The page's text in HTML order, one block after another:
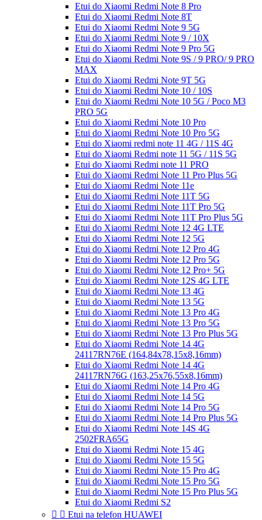
Etui do Xiaomi Redmi Note 8 Pro
Etui do Xiaomi Redmi Note 8T
Etui do Xiaomi Redmi Note 9 5G
Etui do Xiaomi Redmi Note 9 / 10X
Etui do Xiaomi Redmi Note 9 Pro 5G
Etui do Xiaomi Redmi Note 9S / 9 PRO/ 9 PRO
MAX
Etui do Xiaomi Redmi Note 9T 5G
Etui do Xiaomi Redmi Note 10 / 10S
Etui do Xiaomi Redmi Note 10 5G / Poco M3
PRO 5G
Etui do Xiaomi Redmi Note 10 Pro
Etui do Xiaomi Redmi Note 10 Pro 5G
Etui do Xiaomi redmi note 11 4G / 11S 4G
Etui do Xiaomi Redmi note 11 5G / 11S 5G
Etui do Xiaomi Redmi note 11 PRO
Etui do Xiaomi Redmi Note 11 Pro Plus 5G
Etui do Xiaomi Redmi Note 11e
Etui do Xiaomi Redmi Note 11T 5G
Etui do Xiaomi Redmi Note 11T Pro 5G
Etui do Xiaomi Redmi Note 11T Pro Plus 5G
Etui do Xiaomi Redmi Note 12 4G LTE
Etui do Xiaomi Redmi Note 12 5G
Etui do Xiaomi Redmi Note 12 Pro 4G
Etui do Xiaomi Redmi Note 12 Pro 5G
Etui do Xiaomi Redmi Note 12 Pro+ 5G
Etui do Xiaomi Redmi Note 12S 4G LTE
Etui do Xiaomi Redmi Note 13 4G
Etui do Xiaomi Redmi Note 13 5G
Etui do Xiaomi Redmi Note 13 Pro 4G
Etui do Xiaomi Redmi Note 13 Pro 5G
Etui do Xiaomi Redmi Note 13 Pro Plus 5G
Etui do Xiaomi Redmi Note 14 4G
24117RN76E (164,84x78,15x8,16mm)
Etui do Xiaomi Redmi Note 14 4G
24117RN76G (163,25x76,55x8,16mm)
Etui do Xiaomi Redmi Note 14 Pro 4G
Etui do Xiaomi Redmi Note 14 5G
Etui do Xiaomi Redmi Note 14 Pro 5G
Etui do Xiaomi Redmi Note 14 Pro Plus 5G
Etui do Xiaomi Redmi Note 14S 4G
2502FRA65G
Etui do Xiaomi Redmi Note 15 4G
Etui do Xiaomi Redmi Note 15 5G
Etui do Xiaomi Redmi Note 15 Pro 4G
Etui do Xiaomi Redmi Note 15 Pro 5G
Etui do Xiaomi Redmi Note 15 Pro Plus 5G
Etui do Xiaomi Redmi S2
  Etui na telefon HUAWEI